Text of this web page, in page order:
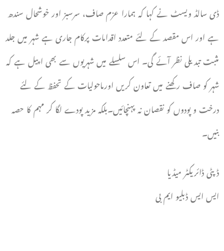
ڈی سالڈ ویسٹ نے کہا کہ ہمارا عزم صاف، سرسبز اور خوشحال سندھ
ہے اور اس مقصد کے لئے متعدد اقدامات پرکام جاری ہے شہر میں جلد
مثبت تبدیلی نظر آئے گی۔ اس سلسلے میں شہریوں سے بھی اپیل ہے کہ
شہر کو صاف رکھنے میں تعاون کریں اورماحولیات کے تحفظ کے لئے
درخت و پودوں کو نقصان نہ پہنچائیں۔بلکہ مزید پودے لگا کر مہم کا حصہ
بنیں۔
ڈپٹی ڈائریکٹر میڈیا
ایس ایس ڈبلیو ایم بی